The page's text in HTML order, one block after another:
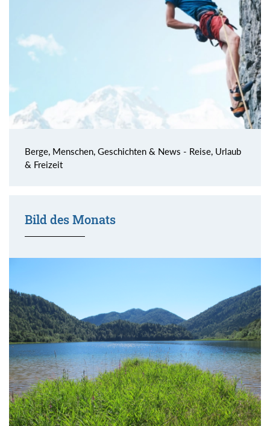
Berge, Menschen, Geschichten & News - Reise, Urlaub
& Freizeit
Bild des Monats